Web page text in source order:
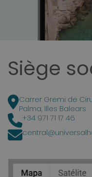
Siège
Carrer Gremi de
Palma, Illes Balears
+34 971 71 17 46